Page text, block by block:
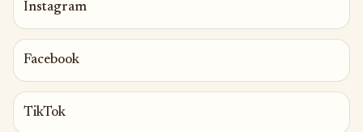
Instagram
Facebook
TikTok